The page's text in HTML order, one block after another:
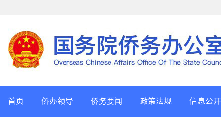
首页 侨办领导 侨务要闻 政策法规 信息公开